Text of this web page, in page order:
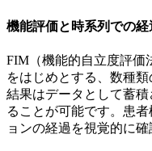
機能評価と時系列での経
FIM（機能的自立度評価
をはじめとする、数種
結果はデータとして蓄
ることが可能です。患
ョンの経過を視覚的に確